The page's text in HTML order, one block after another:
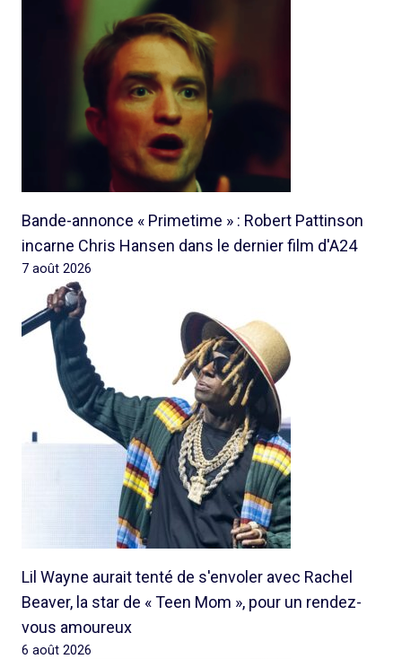
Bande-annonce « Primetime » : Robert Pattinson
incarne Chris Hansen dans le dernier film d'A24
7 août 2026
Lil Wayne aurait tenté de s'envoler avec Rachel
Beaver, la star de « Teen Mom », pour un rendez-
vous amoureux
6 août 2026